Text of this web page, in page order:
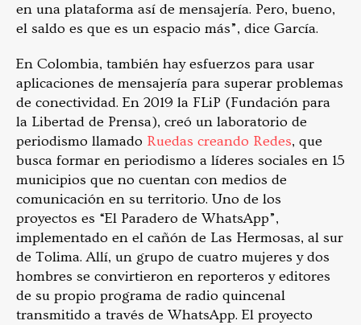
en una plataforma así de mensajería. Pero, bueno,
el saldo es que es un espacio más”, dice García.
En Colombia, también hay esfuerzos para usar
aplicaciones de mensajería para superar problemas
de conectividad. En 2019 la FLiP (Fundación para
la Libertad de Prensa), creó un laboratorio de
periodismo llamado Ruedas creando Redes, que
busca formar en periodismo a líderes sociales en 15
municipios que no cuentan con medios de
comunicación en su territorio. Uno de los
proyectos es “El Paradero de WhatsApp”,
implementado en el cañón de Las Hermosas, al sur
de Tolima. Allí, un grupo de cuatro mujeres y dos
hombres se convirtieron en reporteros y editores
de su propio programa de radio quincenal
transmitido a través de WhatsApp. El proyecto